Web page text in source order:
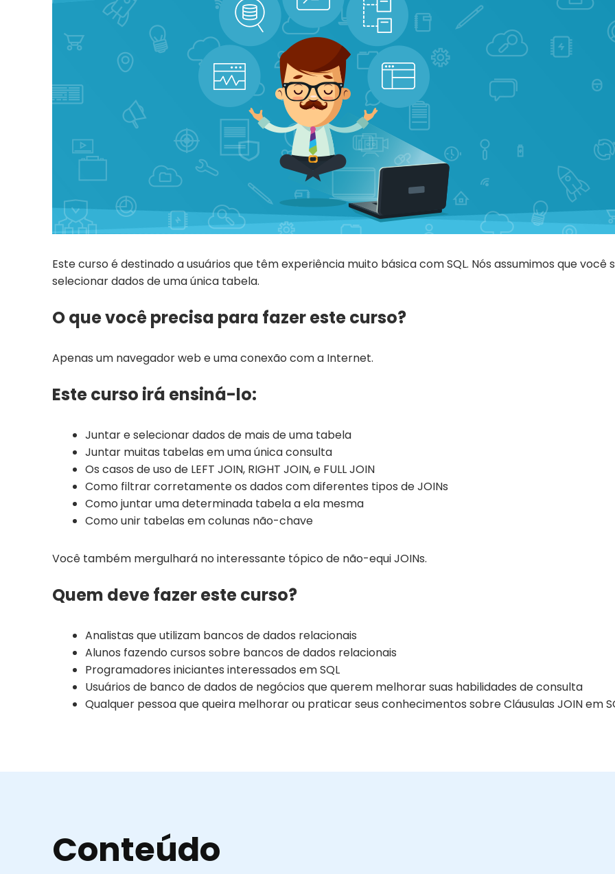
Este curso é destinado a usuários que têm experiência muito básica com SQL. Nós assumimos que
selecionar dados de uma única tabela.
O que você precisa para fazer este curso?
Apenas um navegador web e uma conexão com a Internet.
Este curso irá ensiná-lo:
Juntar e selecionar dados de mais de uma tabela
Juntar muitas tabelas em uma única consulta
Os casos de uso de LEFT JOIN, RIGHT JOIN, e FULL JOIN
Como filtrar corretamente os dados com diferentes tipos de JOINs
Como juntar uma determinada tabela a ela mesma
Como unir tabelas em colunas não-chave
Você também mergulhará no interessante tópico de não-equi JOINs.
Quem deve fazer este curso?
Analistas que utilizam bancos de dados relacionais
Alunos fazendo cursos sobre bancos de dados relacionais
Programadores iniciantes interessados em SQL
Usuários de banco de dados de negócios que querem melhorar suas habilidades de consulta
Qualquer pessoa que queira melhorar ou praticar seus conhecimentos sobre Cláusulas JOIN em
Conteúdo